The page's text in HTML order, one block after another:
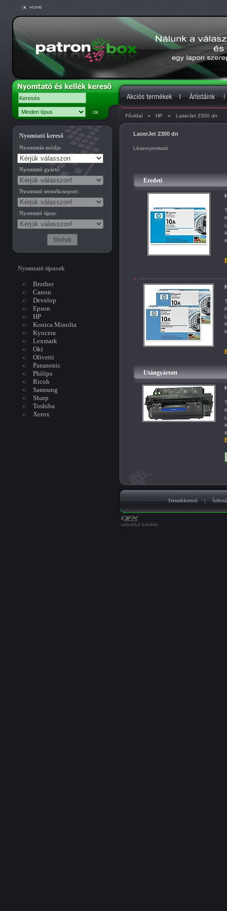
Főoldal » HP » LaserJet 2300 dn
Nyomtató kereső
Nyomtatás módja:
Nyomtató gyártó:
Nyomtató termékcsoport:
Nyomtató típus:
Nyomtató típusok
Brother
Canon
Develop
Epson
HP
Konica Minolta
Kyocera
Lexmark
Oki
Olivetti
Panasonic
Philips
Ricoh
Samsung
Sharp
Toshiba
Xerox
LaserJet 2300 dn
Lézernyomtató
Eredeti
Utángyártott
Termékkereső |
weboldal készítés